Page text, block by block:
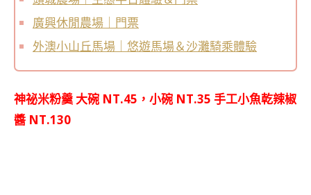
廣興休閒農場｜門票
外澳小山丘馬場｜悠遊馬場＆沙灘騎乘體驗
神祕米粉羹 大碗 NT.45，小碗 NT.35 手工小魚乾辣椒
醬 NT.130